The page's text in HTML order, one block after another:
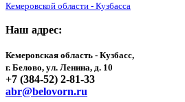
Кемеровской области - Кузбасса
Наш адрес:
Кемеровская область - Кузбасс,
г. Белово, ул. Ленина, д. 10
+7 (384-52) 2-81-33
abr@belovorn.ru